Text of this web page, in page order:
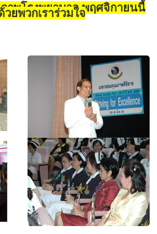
าพโรงพยาบาล พฤศจิกายนนี้
วยพวกเราร่วมใจ